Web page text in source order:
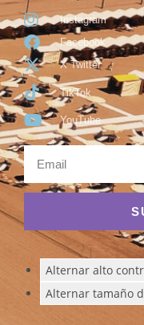
Instagram
Facebook
X Twitter
TikTok
YouTube
Alternar alto
Alternar tamaño